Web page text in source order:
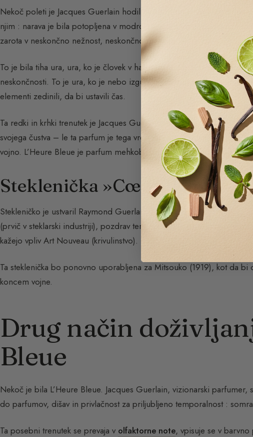
Nekoč poleti je Jacques Guerlain hodil na sprehod in se nenadoma
njim : narava je bila potopljena v modro svetlobo, zelo globoko,
zarota v neskončno nežnost, neskončno mehkobo.
To je bila tiha ura, ura, ko je človek v harmoniji s svetom in svetlobo,
neskončnosti. To je ura, ko je nebo izgubilo svoje sonce in še ni
elementi zedinili, da bi ustavili čas.
Ta redki in krhki trenutek je Jacques Guerlain začutil in rekel tole :
svojega čustva – le ta parfum je tega vreden.« To mojstrsko delo je
vojno. L’Heure Bleue je parfum mehkobe, nostalgije. Parfum, ki hkrati
Steklenička »Cœur Renversé«
Stekleničko je ustvaril Raymond Guerlain v sodelovanju z Baccarat.
(prvič v steklarski industriji), pozdrav temu obdobju romantizma.
kažejo vpliv Art Nouveau (krivulinstvo).
Ta steklenička bo ponovno uporabljena za Mitsouko (1919), kot da
koncem vojne.
Drug način
Bleue
Nekoč je bila L’Heure Bleue. Jacques Guerlain, vizionarski
do parfumov, dišav in privlačnost za priljubljeno temporalnost :
Ta posebni trenutek se prevaja v olfaktorne note, vpisuje se v barvno